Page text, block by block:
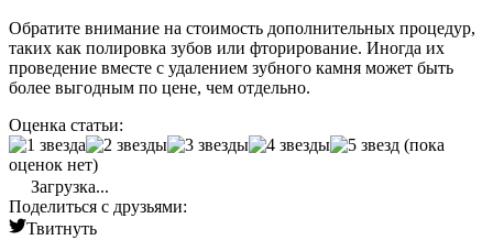
Обратите внимание на стоимость дополнительных процедур,
таких как полировка зубов или фторирование. Иногда их
проведение вместе с удалением зубного камня может быть
более выгодным по цене, чем отдельно.
Оценка статьи:
(пока
оценок нет)
Загрузка...
Поделиться с друзьями:
Твитнуть